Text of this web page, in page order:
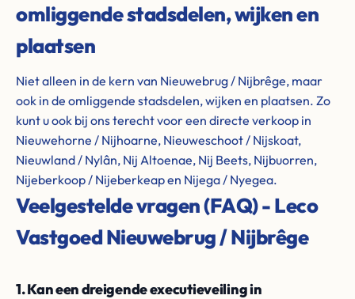
omliggende stadsdelen, wijken en
plaatsen
Niet alleen in de kern van Nieuwebrug / Nijbrêge, maar
ook in de omliggende stadsdelen, wijken en plaatsen. Zo
kunt u ook bij ons terecht voor een directe verkoop in
Nieuwehorne / Nijhoarne, Nieuweschoot / Nijskoat,
Nieuwland / Nylân, Nij Altoenae, Nij Beets, Nijbuorren,
Nijeberkoop / Nijeberkeap en Nijega / Nyegea.
Veelgestelde vragen (FAQ) - Leco
Vastgoed Nieuwebrug / Nijbrêge
1. Kan een dreigende executieveiling in